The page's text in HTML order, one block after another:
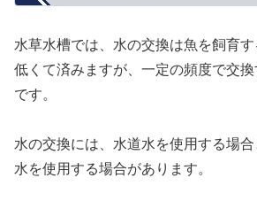
水草水槽では、水の交換は魚を飼育
低くて済みますが、一定の頻度で交
です。
水の交換には、水道水を使用する場
水を使用する場合があります。